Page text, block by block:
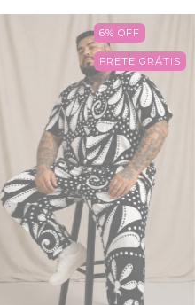
6% OFF
FRETE GRÁTIS